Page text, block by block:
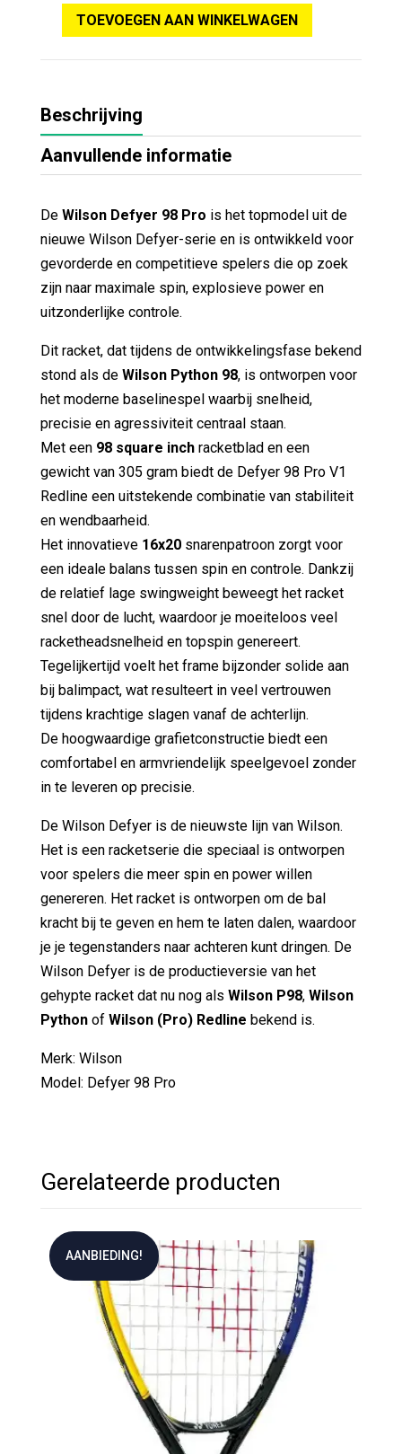
TOEVOEGEN AAN WINKELWAGEN
Beschrijving
Aanvullende informatie
De Wilson Defyer 98 Pro is het topmodel uit de
nieuwe Wilson Defyer-serie en is ontwikkeld voor
gevorderde en competitieve spelers die op zoek
zijn naar maximale spin, explosieve power en
uitzonderlijke controle.
Dit racket, dat tijdens de ontwikkelingsfase bekend
stond als de Wilson Python 98, is ontworpen voor
het moderne baselinespel waarbij snelheid,
precisie en agressiviteit centraal staan.
Met een 98 square inchracketblad en een
gewicht van 305 gram biedt de Defyer 98 Pro V1
Redline een uitstekende combinatie van stabiliteit
en wendbaarheid.
Het innovatieve 16x20snarenpatroon zorgt voor
een ideale balans tussen spin en controle. Dankzij
de relatief lage swingweight beweegt het racket
snel door de lucht, waardoor je moeiteloos veel
racketheadsnelheid en topspin genereert.
Tegelijkertijd voelt het frame bijzonder solide aan
bij balimpact, wat resulteert in veel vertrouwen
tijdens krachtige slagen vanaf de achterlijn.
De hoogwaardige grafietconstructie biedt een
comfortabel en armvriendelijk speelgevoel zonder
in te leveren op precisie.
De Wilson Defyer is de nieuwste lijn van Wilson.
Het is een racketserie die speciaal is ontworpen
voor spelers die meer spin en power willen
genereren. Het racket is ontworpen om de bal
kracht bij te geven en hem te laten dalen, waardoor
je je tegenstanders naar achteren kunt dringen. De
Wilson Defyer is de productieversie van het
gehypte racket dat nu nog als Wilson P98, Wilson
Pythonof Wilson (Pro) Redline bekend is.
Merk: Wilson
Model: Defyer 98 Pro
Gerelateerde producten
AANBIEDING!